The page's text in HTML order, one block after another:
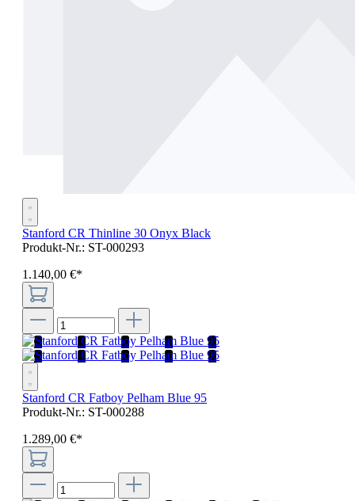
Stanford CR Thinline 30 Onyx Black
Produkt-Nr.: ST-000293
1.140,00 €*
Stanford CR Fatboy Pelham Blue 95
Produkt-Nr.: ST-000288
1.289,00 €*